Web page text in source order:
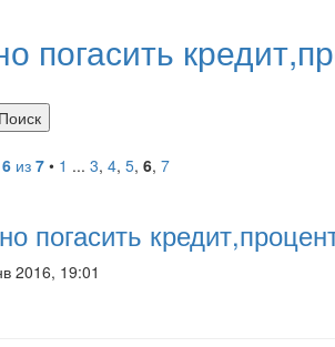
погасить
6 из 7 • 1 ... 3, 4, 5, 6, 7
погасить
2016, 19:01